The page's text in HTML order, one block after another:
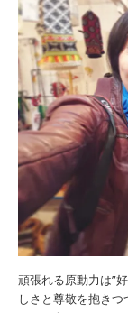
頑張れる原動力は”
しさと尊敬を抱きつ